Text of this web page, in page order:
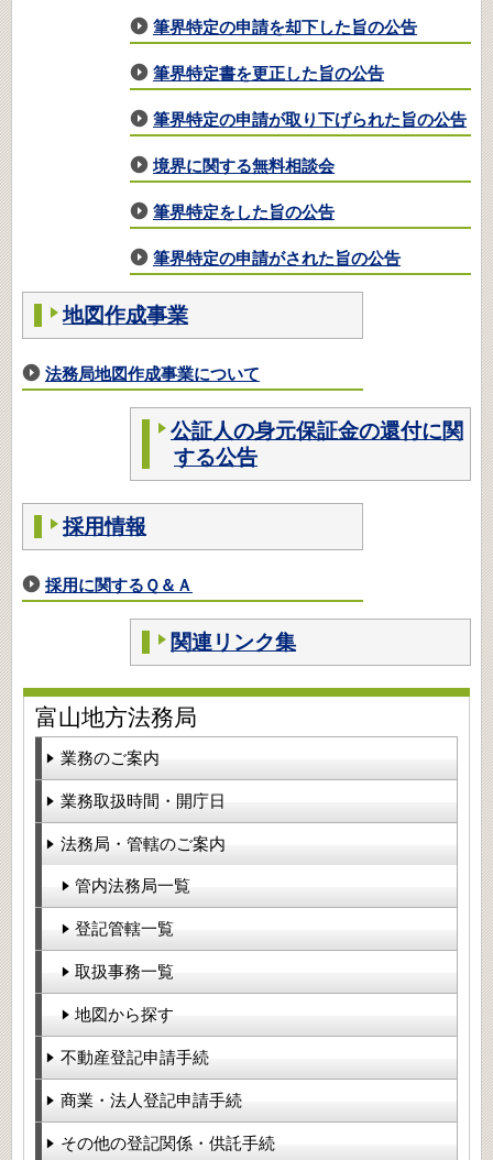
筆界特定の申請を却下した旨の公告
筆界特定書を更正した旨の公告
筆界特定の申請が取り下げられた旨の公告
境界に関する無料相談会
筆界特定をした旨の公告
筆界特定の申請がされた旨の公告
地図作成事業
法務局地図作成事業について
公証人の身元保証金の還付に関
する公告
採用情報
採用に関するＱ＆Ａ
関連リンク集
富山地方法務局
業務のご案内
業務取扱時間・開庁日
法務局・管轄のご案内
管内法務局一覧
登記管轄一覧
取扱事務一覧
地図から探す
不動産登記申請手続
商業・法人登記申請手続
その他の登記関係・供託手続